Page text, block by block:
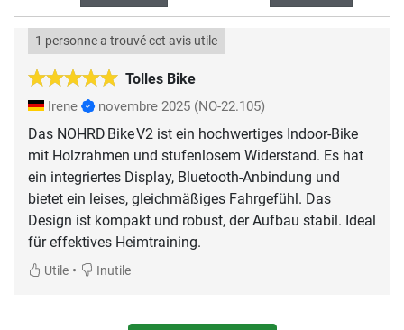
Tolles Bike
1 personne a trouvé cet avis utile
Irene novembre 2025 (NO-22.105)
Das NOHRD Bike V2 ist ein hochwertiges Indoor-Bike
mit Holzrahmen und stufenlosem Widerstand. Es hat
ein integriertes Display, Bluetooth-Anbindung und
bietet ein leises, gleichmäßiges Fahrgefühl. Das
Design ist kompakt und robust, der Aufbau stabil. Ideal
für effektives Heimtraining.
Utile • Inutile